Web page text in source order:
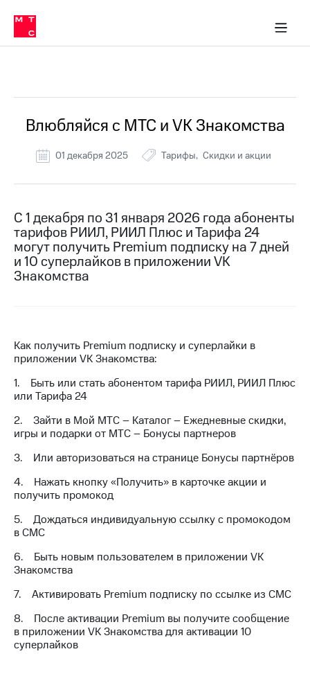
связь
Сервисы и подписки
30% на связь
кабинеты
Мобильная
и
Спутниковое
ТВ
Деньги
связь
Перенести
номер
в МТС
Тарифы
Роуминг
группа
Заказать
SIM-
карту
Оформить
eSIM
SIM-
карта
Оформить
номер
Выбрать
красивый
номер
в МТС
Услуги
Роуминг
кабинет
Скачать
приложение
Мой
МТС
Акции
Тарифы
RED,
и МТС
Супер
дешевле
при
оплате
с карты
МТС
Деньги
и подключите
тарифом
Тарифы
Интернет,
ТВ и телефон
для дома
Влюбляйся с МТС и VK Знакомства
01 декабря 2025 Тарифы Скидки и акции
С 1 декабря по 31 января 2026 года абоненты
тарифов РИИЛ, РИИЛ Плюс и Тарифа 24
могут получить Premium подписку на 7 дней
и 10 суперлайков в приложении VK
Знакомства
Как получить Premium подписку и суперлайки в
приложении VK Знакомства:
1. Быть или стать абонентом тарифа РИИЛ, РИИЛ Плюс
или Тарифа 24
2. Зайти в Мой МТС – Каталог – Ежедневные скидки,
игры и подарки от МТС – Бонусы партнеров
3. Или авторизоваться на странице Бонусы партнёров
4. Нажать кнопку «Получить» в карточке акции и
получить промокод
5. Дождаться индивидуальную ссылку с промокодом
в СМС
6. Быть новым пользователем в приложении VK
Знакомства
7. Активировать Premium подписку по ссылке из СМС
8. После активации Premium вы получите сообщение
в приложении VK Знакомства для активации 10
суперлайков